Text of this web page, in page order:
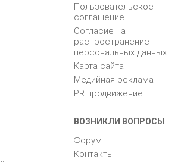
Пользовательское
соглашение
Согласие на
распространение
персональных данных
Карта сайта
Медийная реклама
PR продвижение
ВОЗНИКЛИ ВОПРОСЫ
Форум
Контакты